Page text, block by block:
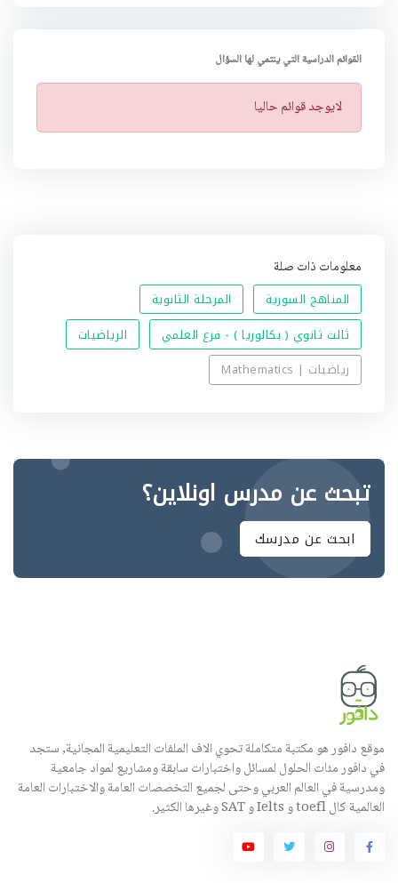
القوائم الدراسية التي ينتمي لها السؤال
ت
ن
لايوجد قوائم حاليا
معلومات ذات صلة
المناهج السورية
المرحلة الثانوية
ثالث ثانوي ( بكالوريا ) - فرع العلمي
الرياضيات
رياضيات | Mathematics
تبحث عن مدرس اونلاين؟
ابحث عن مدرسك
موقع دافور هو مكتبة متكاملة تحوي الاف الملفات التعليمية المجانية, ستجد
في دافور مئات الحلول لمسائل واختبارات سابقة ومشاريع لمواد جامعية
ومدرسية في العالم العربي وحتى لجميع التخصصات العامة والاختبارات العامة
العالمية كال toefl و Ielts و SAT وغيرها الكثير.